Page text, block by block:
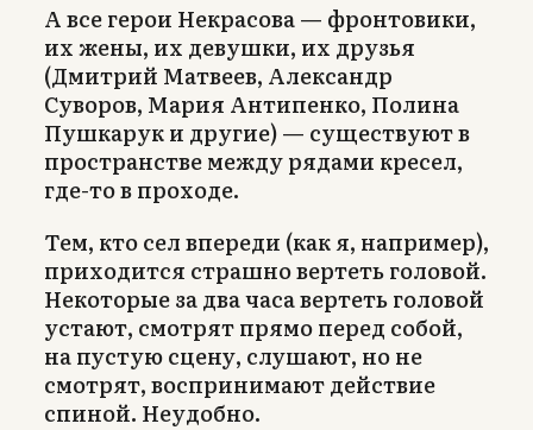
А все герои Некрасова — фронтовики,
их жены, их девушки, их друзья
(Дмитрий Матвеев, Александр
Суворов, Мария Антипенко, Полина
Пушкарук и другие) — существуют в
пространстве между рядами кресел,
где-то в проходе.
Тем, кто сел впереди (как я, например),
приходится страшно вертеть головой.
Некоторые за два часа вертеть головой
устают, смотрят прямо перед собой,
на пустую сцену, слушают, но не
смотрят, воспринимают действие
спиной. Неудобно.